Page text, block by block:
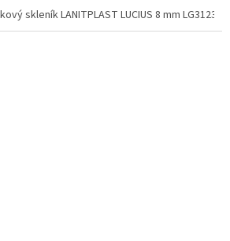
skleník LANITPLAST LUCIUS 8 mm LG3123